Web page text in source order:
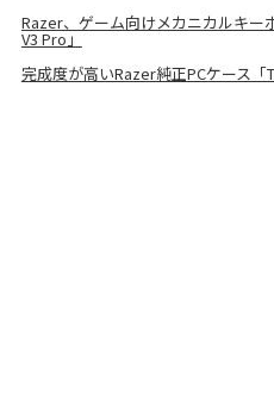
Razer、ゲーム向けメカニカルキ
V3 Pro」
完成度が高いRazer純正PCケース